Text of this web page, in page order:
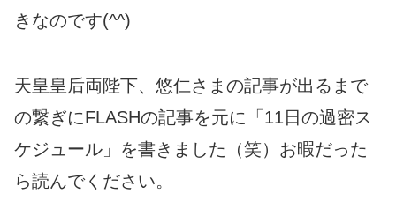
きなのです(^^)
天皇皇后両陛下、悠仁さまの記事が出るまで
の繋ぎにFLASHの記事を元に「11日の過密ス
ケジュール」を書きました（笑）お暇だった
ら読んでください。